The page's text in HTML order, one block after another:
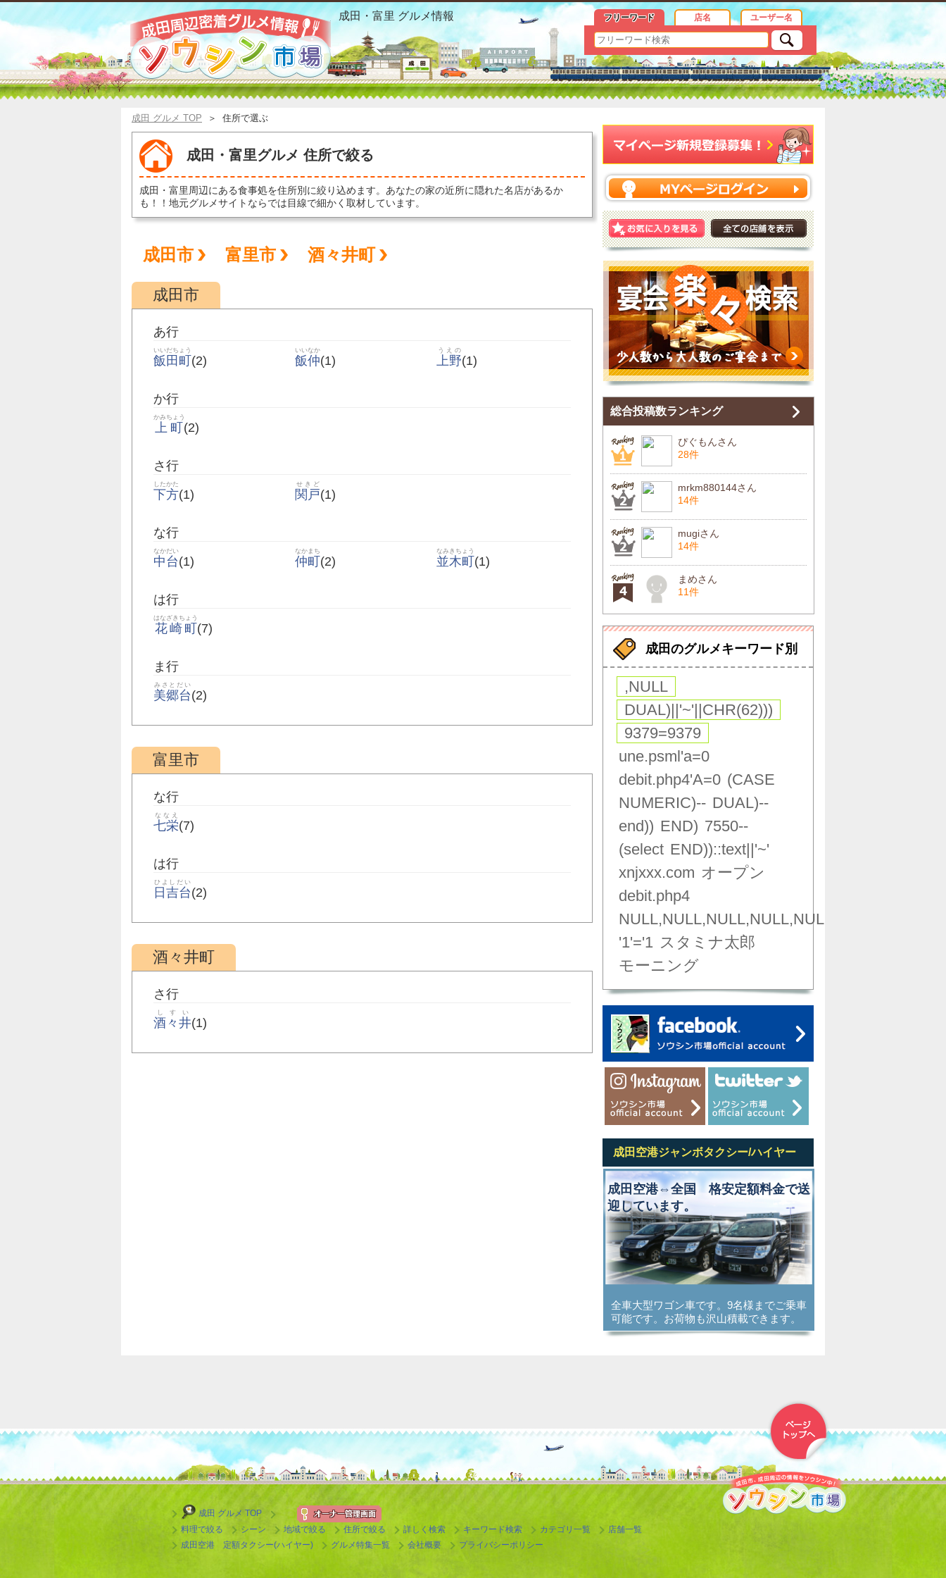
成田市 グルメ 住所で絞るおすすめ情報
成田・富里 グルメ情報 フリーワード 店名 ユーザー名
成田 グルメ TOP ＞ 住所で選ぶ
成田・富里グルメ 住所で絞る
成田・富里周辺にある食事処を住所別に絞り込めます。あなたの家の近所に隠れた名店があるか
も！！地元グルメサイトならでは目線で細かく取材しています。
成田市 富里市 酒々井町
成田市
あ行
飯田町
いいだちょう
(2) 飯仲
いいなか
(1) 上野
うえの
(1)
か行
上町
かみちょう
(2)
さ行
下方
したかた
(1) 関戸
せきど
(1)
な行
中台
なかだい
(1) 仲町
なかまち
(2) 並木町
なみきちょう
(1)
は行
花崎町
はなざきちょう
(7)
ま行
美郷台
みさとだい
(2)
富里市
な行
七栄
ななえ
(7)
は行
日吉台
ひよしだい
(2)
酒々井町
さ行
酒々井
しすい
(1)
総合投稿数ランキング
ぴぐもんさん
28件
mrkm880144さん
14件
mugiさん
14件
まめさん
11件
成田のグルメキーワード別
,NULL
DUAL)||'~'||CHR(62)))
9379=9379
une.psml'a=0
debit.php4'A=0 (CASE
NUMERIC)-- DUAL)--
end)) END) 7550--
(select END))::text||'~'
xnjxxx.com オープン
debit.php4
'1'='1 スタミナ太郎
モーニング
成田空港ジャンボタクシー/ハイヤー
成田空港⇔全国 格安定額料金で送
迎しています。
全車大型ワゴン車です。9名様までご乗車
可能です。お荷物も沢山積載できます。
成田 グルメ TOP
料理で絞る
シーン 地域で絞る 住所で絞る 詳しく検索 キーワード検索 カテゴリ一覧
店舗一覧
成田空港 定額タクシー(ハイヤー)
グルメ特集一覧 会社概要 プライバシーポリシー